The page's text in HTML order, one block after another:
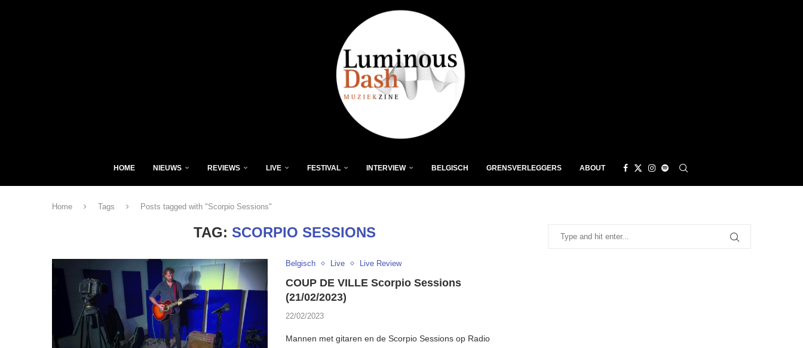
HOME NIEUWS REVIEWS LIVE FESTIVAL INTERVIEW BELGISCH GRENSVERLEGGERS ABOUT
Home Tags Posts tagged with "Scorpio Sessions"
TAG: SCORPIO SESSIONS
Belgisch Live Live Review
COUP DE VILLE Scorpio Sessions
(21/02/2023)
22/02/2023
Mannen met gitaren en de Scorpio Sessions op Radio